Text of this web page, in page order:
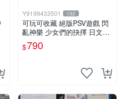
Y9199433501 132
可玩可收藏 絕版PSV遊戲 閃
亂神樂 少女們的抉擇 日文版
790 中文版890
$790